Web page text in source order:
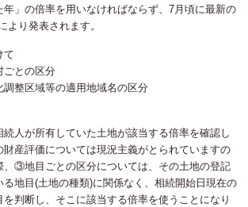
」の倍率を用いなければならず、7月頃に最新の
より発表されます。
て
との区分
整区域等の適用地域名の区分
人が所有していた土地が該当する倍率を確認し
産評価については現況主義がとられていますの
、③地目ごとの区分については、その土地の登記
地目(土地の種類)に関係なく、相続開始日現在の
判断し、そこに該当する倍率を使うことになり